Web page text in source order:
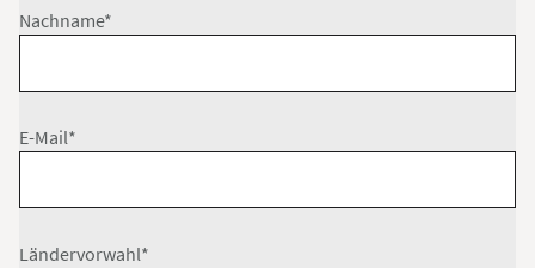
Nachname*
E-Mail*
Ländervorwahl*